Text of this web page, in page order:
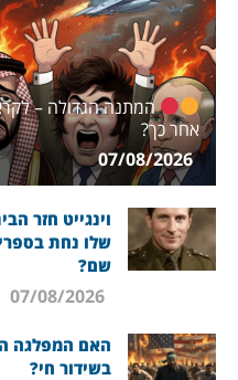
המתנה הגדולה –
אחר כך?
07/08/2026
וינגייט חזר
שלו נחת
שם?
האם המפלגה
בשידור חי?